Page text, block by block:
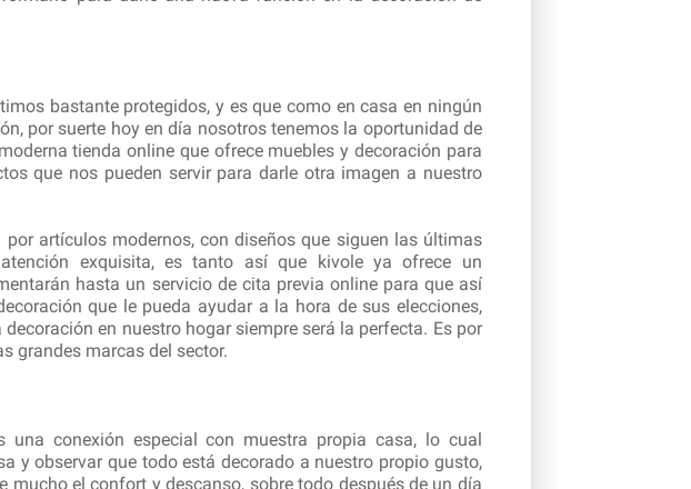
bastante protegidos, y es que como en casa en ningún
por suerte hoy en día nosotros tenemos la oportunidad de
tienda online que ofrece muebles y decoración para
que nos pueden servir para darle otra imagen a nuestro
artículos modernos, con diseños que siguen las últimas
exquisita, es tanto así que kivole ya ofrece un
hasta un servicio de cita previa online para que así
que le pueda ayudar a la hora de sus elecciones,
en nuestro hogar siempre será la perfecta. Es por
grandes marcas del sector.
conexión especial con muestra propia casa, lo cual
y observar que todo está decorado a nuestro propio gusto,
el confort y descanso, sobre todo después de un día